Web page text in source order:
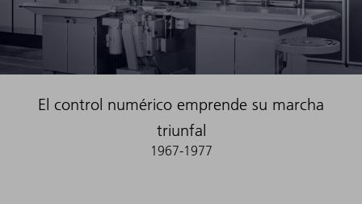
El control numérico emprende su marcha
triunfal
1967-1977